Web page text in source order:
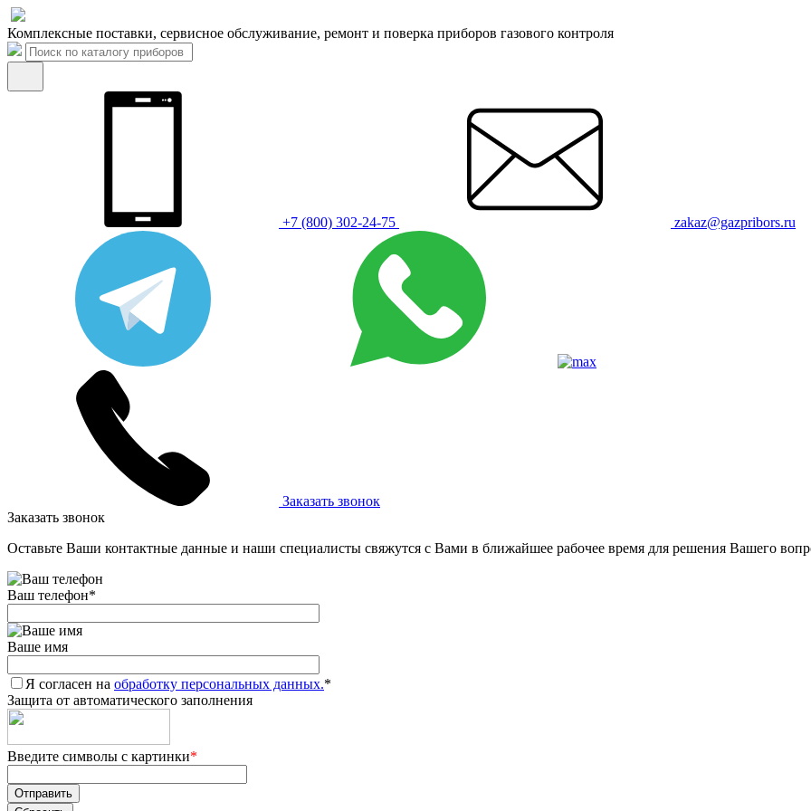
Комплексные поставки, сервисное обслуживание, ремонт и поверка приборов газового контроля
+7 (800) 302-24-75 zakaz@gazpribors.ru
Заказать звонок
Заказать звонок
Оставьте Ваши контактные данные и наши специалисты свяжутся с Вами в ближайшее рабочее время для решения Вашего
Ваш телефон*
Ваше имя
Я согласен на обработку персональных данных.*
Защита от автоматического заполнения
Введите символы с картинки*